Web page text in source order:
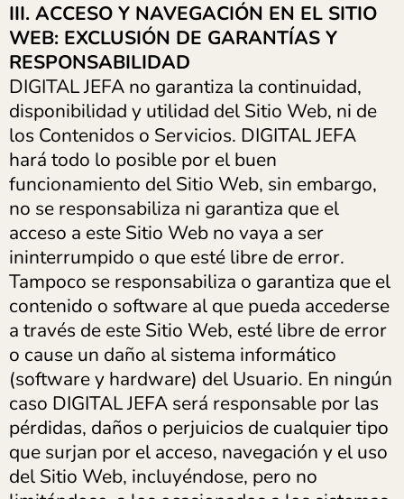
III. ACCESO Y NAVEGACIÓN EN EL SITIO
WEB: EXCLUSIÓN DE GARANTÍAS Y
RESPONSABILIDAD
DIGITAL JEFA no garantiza la continuidad,
disponibilidad y utilidad del Sitio Web, ni de
los Contenidos o Servicios. DIGITAL JEFA
hará todo lo posible por el buen
funcionamiento del Sitio Web, sin embargo,
no se responsabiliza ni garantiza que el
acceso a este Sitio Web no vaya a ser
ininterrumpido o que esté libre de error.
Tampoco se responsabiliza o garantiza que el
contenido o software al que pueda accederse
a través de este Sitio Web, esté libre de error
o cause un daño al sistema informático
(software y hardware) del Usuario. En ningún
caso DIGITAL JEFA será responsable por las
pérdidas, daños o perjuicios de cualquier tipo
que surjan por el acceso, navegación y el uso
del Sitio Web, incluyéndose, pero no